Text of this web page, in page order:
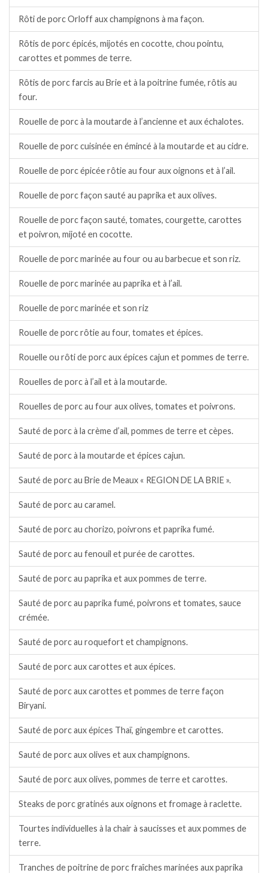
Rôti de porc Orloff aux champignons à ma façon.
Rôtis de porc épicés, mijotés en cocotte, chou pointu,
carottes et pommes de terre.
Rôtis de porc farcis au Brie et à la poitrine fumée, rôtis au
four.
Rouelle de porc à la moutarde à l’ancienne et aux échalotes.
Rouelle de porc cuisinée en émincé à la moutarde et au cidre.
Rouelle de porc épicée rôtie au four aux oignons et à l’ail.
Rouelle de porc façon sauté au paprika et aux olives.
Rouelle de porc façon sauté, tomates, courgette, carottes
et poivron, mijoté en cocotte.
Rouelle de porc marinée au four ou au barbecue et son riz.
Rouelle de porc marinée au paprika et à l’ail.
Rouelle de porc marinée et son riz
Rouelle de porc rôtie au four, tomates et épices.
Rouelle ou rôti de porc aux épices cajun et pommes de terre.
Rouelles de porc à l’ail et à la moutarde.
Rouelles de porc au four aux olives, tomates et poivrons.
Sauté de porc à la crème d’ail, pommes de terre et cèpes.
Sauté de porc à la moutarde et épices cajun.
Sauté de porc au Brie de Meaux « REGION DE LA BRIE ».
Sauté de porc au caramel.
Sauté de porc au chorizo, poivrons et paprika fumé.
Sauté de porc au fenouil et purée de carottes.
Sauté de porc au paprika et aux pommes de terre.
Sauté de porc au paprika fumé, poivrons et tomates, sauce
crémée.
Sauté de porc au roquefort et champignons.
Sauté de porc aux carottes et aux épices.
Sauté de porc aux carottes et pommes de terre façon
Biryani.
Sauté de porc aux épices Thaï, gingembre et carottes.
Sauté de porc aux olives et aux champignons.
Sauté de porc aux olives, pommes de terre et carottes.
Steaks de porc gratinés aux oignons et fromage à raclette.
Tourtes individuelles à la chair à saucisses et aux pommes de
terre.
Tranches de poitrine de porc fraîches marinées aux paprika